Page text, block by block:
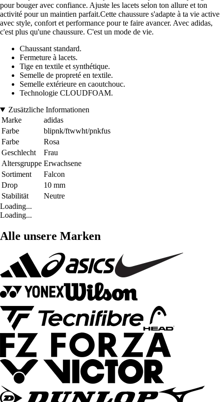
pour bouger avec confiance. Ajuste les lacets selon ton allure et ton
activité pour un maintien parfait.Cette chaussure s'adapte à ta vie active
avec style, confort et performance pour te faire avancer. Avec adidas,
c'est plus qu'une chaussure. C'est un mode de vie.
Chaussant standard.
Fermeture à lacets.
Tige en textile et synthétique.
Semelle de propreté en textile.
Semelle extérieure en caoutchouc.
Technologie CLOUDFOAM.
Zusätzliche Informationen
Marke
adidas
Farbe
blipnk/ftwwht/pnkfus
Farbe
Rosa
Geschlecht
Frau
Altersgruppe Erwachsene
Sortiment
Falcon
Drop
10 mm
Stabilität
Neutre
Loading...
Loading...
Alle unsere Marken